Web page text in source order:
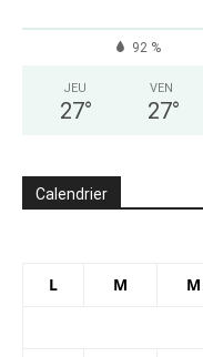
92 %
JEU
27°
VEN
27°
Calendrier
L M M